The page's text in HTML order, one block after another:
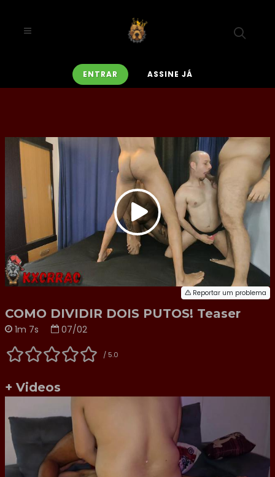
ENTRAR ASSINE JÁ
Reportar um problema
COMO DIVIDIR DOIS PUTOS! Teaser
1m 7s 07/02
/ 5.0
+ Videos